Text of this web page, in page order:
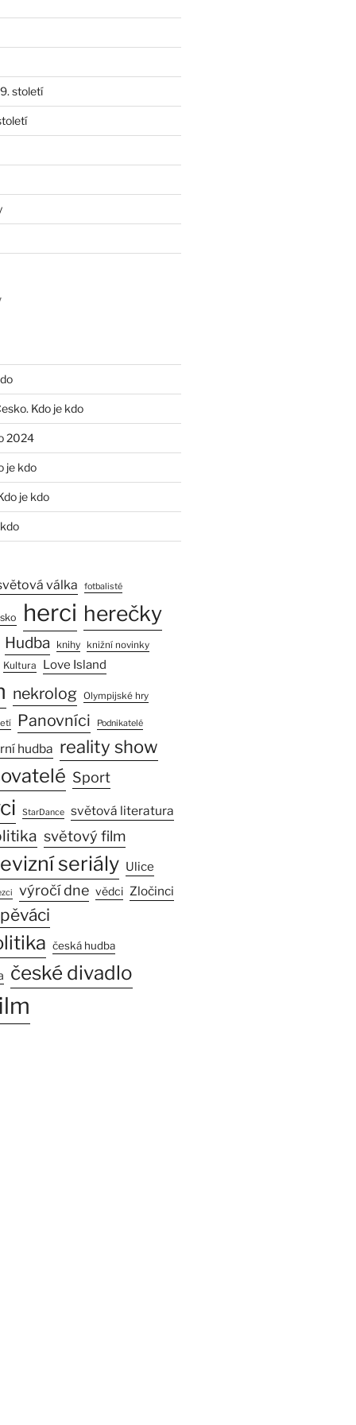
století
Kdo je kdo
2024
je kdo
je kdo
válka fotbalisté
herci herečky
Hudba knihy knižní novinky
Kultura Love Island
nekrolog Olympijské hry
Panovníci Podnikatelé
hudba reality show
Sport
StarDance světová literatura
světový film
seriály Ulice
výročí dne vědci Zločinci
česká hudba
české divadlo